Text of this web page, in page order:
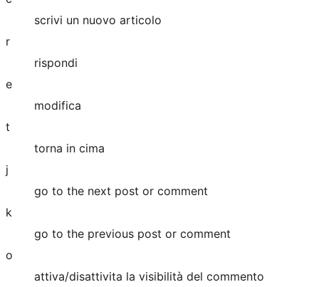
scrivi un nuovo articolo
r
rispondi
e
modifica
t
torna in cima
j
go to the next post or comment
k
go to the previous post or comment
o
attiva/disattivita la visibilità del commento